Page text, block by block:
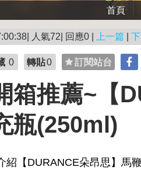
首頁
人氣72| 回應0 | 上一篇
0 轉貼0 訂閱站台
箱推薦~【
瓶(250ml)
紹【DURANCE朵昂思】馬